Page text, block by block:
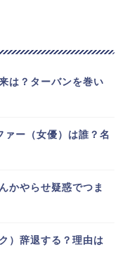
は？ターバンを巻い
ァー（女優）は誰？名
かやらせ疑惑でつま
）辞退する？理由は